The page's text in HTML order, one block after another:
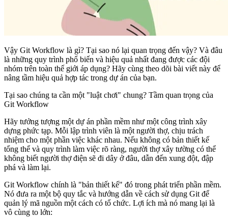
Vậy Git Workflow là gì? Tại sao nó lại quan trọng đến vậy? Và đâu
là những quy trình phổ biến và hiệu quả nhất đang được các đội
nhóm trên toàn thế giới áp dụng? Hãy cùng theo dõi bài viết này để
nâng tầm hiệu quả hợp tác trong dự án của bạn.
Tại sao chúng ta cần một "luật chơi" chung? Tầm quan trọng của
Git Workflow
Hãy tưởng tượng một dự án phần mềm như một công trình xây
dựng phức tạp. Mỗi lập trình viên là một người thợ, chịu trách
nhiệm cho một phần việc khác nhau. Nếu không có bản thiết kế
tổng thể và quy trình làm việc rõ ràng, người thợ xây tường có thể
không biết người thợ điện sẽ đi dây ở đâu, dẫn đến xung đột, đập
phá và làm lại.
Git Workflow chính là "bản thiết kế" đó trong phát triển phần mềm.
Nó đưa ra một bộ quy tắc và hướng dẫn về cách sử dụng Git để
quản lý mã nguồn một cách có tổ chức. Lợi ích mà nó mang lại là
vô cùng to lớn: